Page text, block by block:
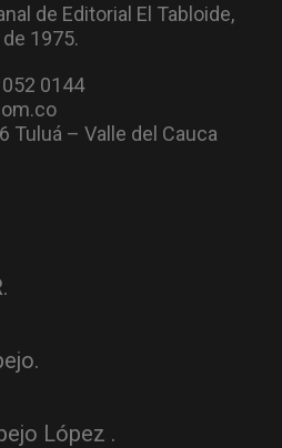
de Editorial El Tabloide,
1975.
0144
Tuluá – Valle del Cauca
López .